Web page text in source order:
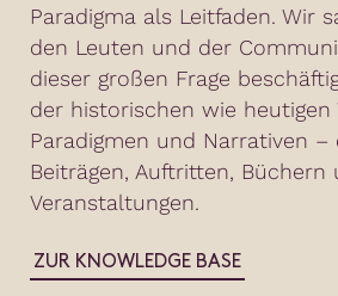
Paradigma als Leitfaden. Wir
den Leuten und der
dieser großen Frage
der historischen wie heutigen
Paradigmen und Narrativen –
Beiträgen, Auftritten, Büchern
Veranstaltungen.
ZUR KNOWLEDGE BASE